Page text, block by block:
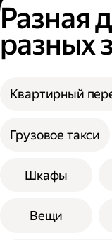
Разная
разных
Квартирный
Грузовое такси
Шкафы
Вещи